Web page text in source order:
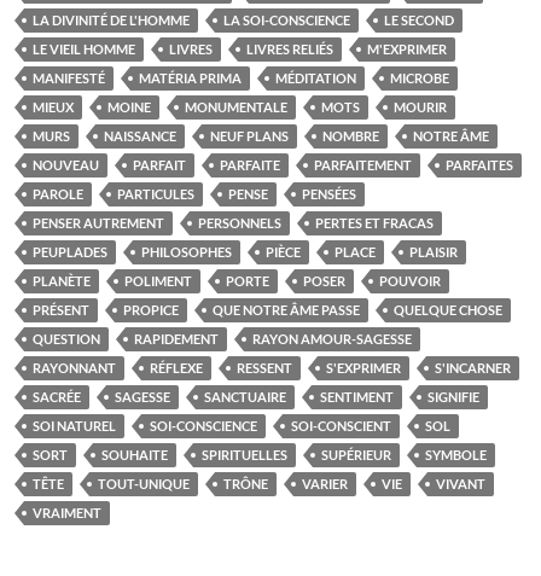
LA DIVINITÉ DE L'HOMME
LA SOI-CONSCIENCE
LE SECOND
LE VIEIL HOMME
LIVRES LIVRES RELIÉS
M'EXPRIMER
MANIFESTÉ
MATÉRIA PRIMA MÉDITATION
MICROBE
MIEUX
MOINE MONUMENTALE MOTS
MOURIR
MURS
NAISSANCE NEUF PLANS NOMBRE
NOTRE ÂME
NOUVEAU
PARFAIT PARFAITE PARFAITEMENT
PARFAITES
PAROLE
PARTICULES PENSE
PENSÉES
PENSER AUTREMENT
PERSONNELS
PERTES ET FRACAS
PEUPLADES
PHILOSOPHES PIÈCE PLACE
PLAISIR
PLANÈTE
POLIMENT PORTE POSER
POUVOIR
PRÉSENT
PROPICE QUE NOTRE ÂME PASSE
QUELQUE CHOSE
QUESTION
RAPIDEMENT
RAYON AMOUR-SAGESSE
RAYONNANT
RÉFLEXE RESSENT S'EXPRIMER
S'INCARNER
SACRÉE
SAGESSE SANCTUAIRE SENTIMENT
SIGNIFIE
SOI NATUREL
SOI-CONSCIENCE SOI-CONSCIENT
SOL
SORT
SOUHAITE SPIRITUELLES SUPÉRIEUR
SYMBOLE
TÊTE
TOUT-UNIQUE TRÔNE VARIER VIE
VIVANT
VRAIMENT